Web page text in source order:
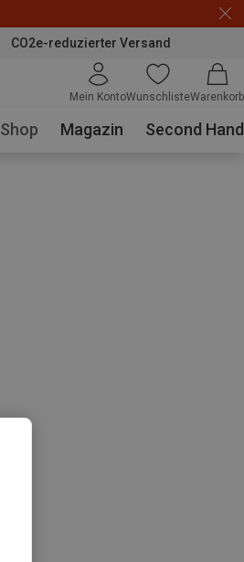
CO2e-reduzierter Versand
Mein KontoWunschlisteWarenkorb
Shop Magazin Second Hand